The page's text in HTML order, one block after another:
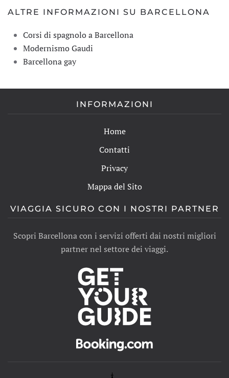
ALTRE INFORMAZIONI SU BARCELLONA
Corsi di spagnolo a Barcellona
Modernismo Gaudi
Barcellona gay
INFORMAZIONI
Home
Contatti
Privacy
Mappa del Sito
VIAGGIA SICURO CON I NOSTRI PARTNER
Scopri Barcellona con i servizi offerti dai nostri migliori
partner nel settore dei viaggi.